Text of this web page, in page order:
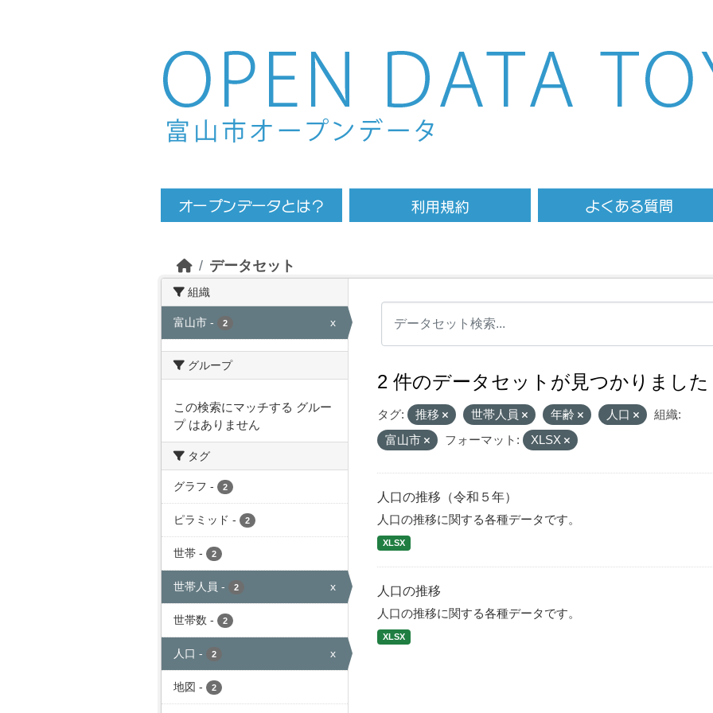
Skip to main content
データセット
組織
富山市 - 2 x
グループ
この検索にマッチする グルー
プ はありません
タグ
グラフ - 2
ピラミッド - 2
世帯 - 2
世帯人員 - 2 x
世帯数 - 2
人口 - 2 x
地図 - 2
2 件のデータセットが見つかりました
タグ: 推移 世帯人員 年齢 人口
組織:
富山市
フォーマット: XLSX
人口の推移（令和５年）
人口の推移に関する各種データです。
XLSX
人口の推移
人口の推移に関する各種データです。
XLSX